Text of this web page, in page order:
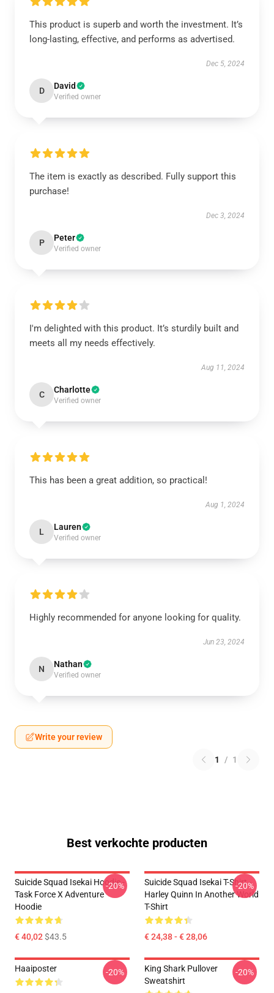
This product is superb and worth the investment. It’s
long-lasting, effective, and performs as advertised.
Dec 5, 2024
D David
Verified owner
The item is exactly as described. Fully support this
purchase!
Dec 3, 2024
P Peter
Verified owner
I'm delighted with this product. It’s sturdily built and
meets all my needs effectively.
Aug 11, 2024
C Charlotte
Verified owner
This has been a great addition, so practical!
Aug 1, 2024
L Lauren
Verified owner
Highly recommended for anyone looking for quality.
Jun 23, 2024
N Nathan
Verified owner
Write your review
1 / 1
Best verkochte producten
Suicide Squad Isekai Hoodie -
Task Force X Adventure
Hoodie
€ 40,02$43.5
-20%
Suicide Squad Isekai T-Shirt -
Harley Quinn In Another World
T-Shirt
€ 24,38 - € 28,06
-20%
Haaiposter -20%
King Shark Pullover
Sweatshirt
-20%